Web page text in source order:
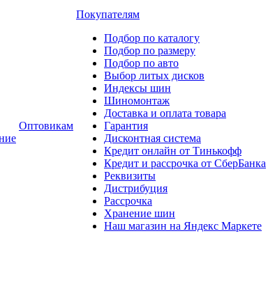
Оптовикам
Покупателям
Подбор по каталогу
Подбор по размеру
Подбор по авто
Выбор литых дисков
Индексы шин
Шиномонтаж
Доставка и оплата товара
Гарантия
Дисконтная система
Кредит онлайн от Тинькофф
Кредит и рассрочка от СберБанка
Реквизиты
Дистрибуция
Рассрочка
Хранение шин
Наш магазин на Яндекс Маркете